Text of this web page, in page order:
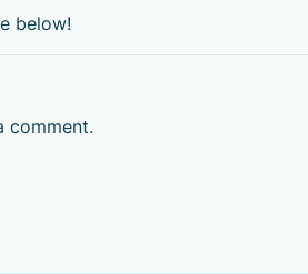
below!
comment.